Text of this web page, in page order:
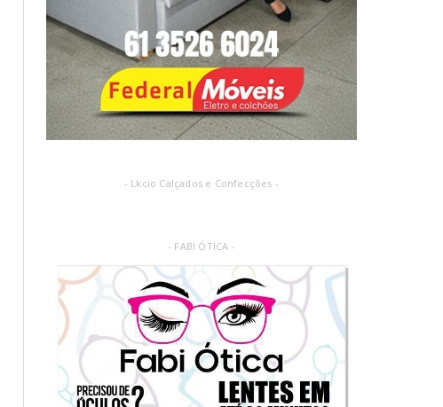
- Lkcio Calçados e Confecções -